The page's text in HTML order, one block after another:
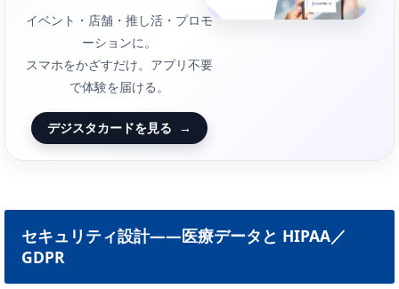
イベント・店舗・推し活・プロモ
ーションに。
スマホをかざすだけ。アプリ不要
で体験を届ける。
デジスタカードを見る →
セキュリティ設計――医療データと HIPAA／
GDPR